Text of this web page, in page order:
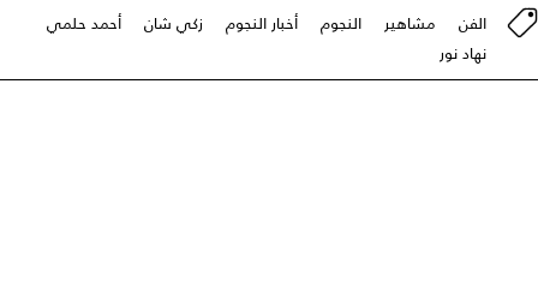
الفن مشاهير النجوم أخبار النجوم زكي شان
أحمد حلمي
نهاد نور